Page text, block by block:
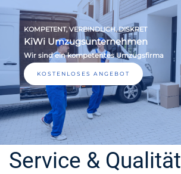
KOMPETENT, VERBINDLICH, DISKRET
KiWi Umzugsunternehmen
Wir sind ein kompetentes Umzugsfirma
KOSTENLOSES ANGEBOT
Service & Qualität